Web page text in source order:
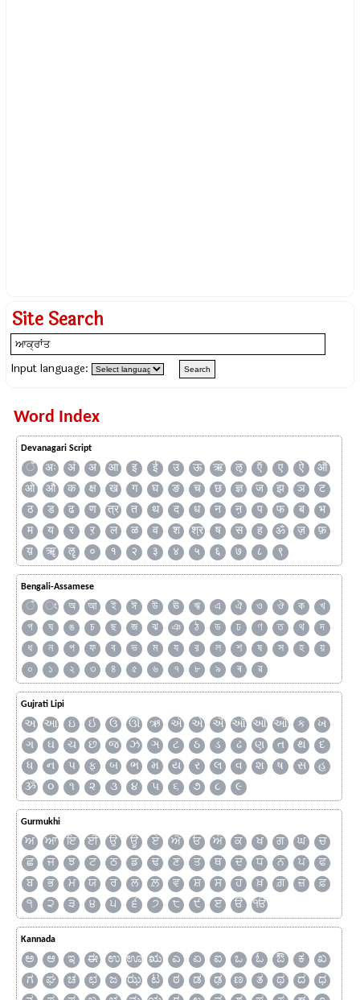
Site Search
Input language:
Word Index
Devanagari Script
ँ अः अं अ आ इ ई उ ऊ ऋ ऌ ऍ ए ऐ
ऑ
ओ
औ क क्ष ख ग घ ङ च छ ज्ञ ज झ ञ
ट
ठ
ड ढ ण त्र त थ द ध न ऩ प फ ब
भ
म
य र ऱ ल ळ व श श्र ष स ह ॐ ज़
फ़
य़
ॠ ॡ ० १ २ ३ ४ ५ ६ ७ ८ ९
Bengali-Assamese
ঁ ং অ আ ই ঈ উ ঊ ঋ এ ঐ ও ঔ ক
খ
গ
ঘ ঙ চ ছ জ ঝ ঞ ঠ ড ঢ ণ ত থ
দ
ধ
ন প ফ ব ভ ম য র ল শ ষ স হ
য়
০
১ ২ ৩ ৪ ৫ ৬ ৭ ৮ ৯ ৰ ৱ
Gujrati Lipi
અ આ ઇ ઈ ઉ ઊ ઋ ઍ એ ઐ ઑ ઓ ઔ ક
ખ
ગ
ઘ ચ છ જ ઝ ઞ ટ ઠ ડ ઢ ણ ત થ
દ
ધ
ન પ ફ બ ભ મ ય ર લ વ શ ષ સ
હ
ૐ
૦ ૧ ૨ ૩ ૪ ૫ ૬ ૭ ૮ ૯
Gurmukhi
ਅ ਆ ਇ ਈ ਉ ਊ ਏ ਐ ਓ ਔ ਕ ਖ ਗ ਘ
ਚ
ਛ
ਜ ਝ ਟ ਠ ਡ ਢ ਣ ਤ ਥ ਦ ਧ ਨ ਪ
ਫ
ਬ
ਭ ਮ ਯ ਰ ਲ ਲ਼ ਵ ਸ਼ ਸ ਹ ਖ਼ ਗ਼ ਜ਼
ਫ਼
੧
੨ ੩ ੪ ੫ ੬ ੭ ੮ ੯ ੲ ੳ ੴ
Kannada
ಅ ಆ ಇ ಈ ಉ ಊ ಋ ಎ ಏ ಐ ಒ ಓ ಔ ಕ
ಖ
ಗ
ಘ ಚ ಛ ಜ ಝ ಟ ಠ ಡ ಢ ಣ ತ ಥ ದ
ಧ